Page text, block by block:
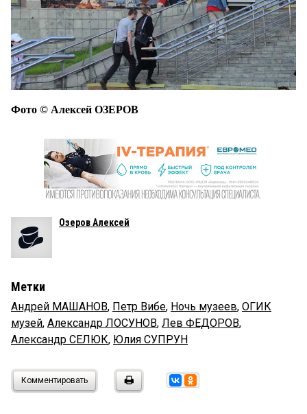
Фото © Алексей ОЗЕРОВ
Озеров Алексей
Метки
Андрей МАШАНОВ, Петр Вибе, Ночь музеев, ОГИК
музей, Александр ЛОСУНОВ, Лев ФЕДОРОВ,
Александр СЕЛЮК, Юлия СУПРУН
Комментировать